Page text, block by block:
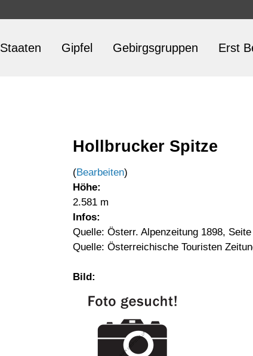
Staaten Gipfel Gebirgsgruppen Erst
Hollbrucker Spitze
(Bearbeiten)
Höhe:
2.581 m
Infos:
Quelle: Österr. Alpenzeitung 1898,
Quelle: Österreichische Touristen
Bild: